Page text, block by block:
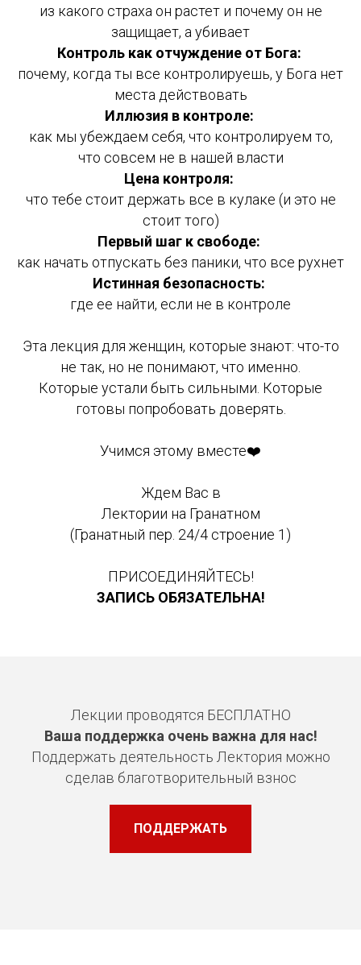
из какого страха он растет и почему он не
защищает, а убивает
Контроль как отчуждение от Бога:
почему, когда ты все контролируешь, у Бога нет
места действовать
Иллюзия в контроле:
как мы убеждаем себя, что контролируем то,
что совсем не в нашей власти
Цена контроля:
что тебе стоит держать все в кулаке (и это не
стоит того)
Первый шаг к свободе:
как начать отпускать без паники, что все рухнет
Истинная безопасность:
где ее найти, если не в контроле
Эта лекция для женщин, которые знают: что-то
не так, но не понимают, что именно.
Которые устали быть сильными. Которые
готовы попробовать доверять.
Учимся этому вместе❤️
Ждем Вас в
Лектории на Гранатном
(Гранатный пер. 24/4 строение 1)
ПРИСОЕДИНЯЙТЕСЬ!
ЗАПИСЬ ОБЯЗАТЕЛЬНА!
Лекции проводятся БЕСПЛАТНО
Ваша поддержка очень важна для нас!
Поддержать деятельность Лектория можно
сделав благотворительный взнос
ПОДДЕРЖАТЬ